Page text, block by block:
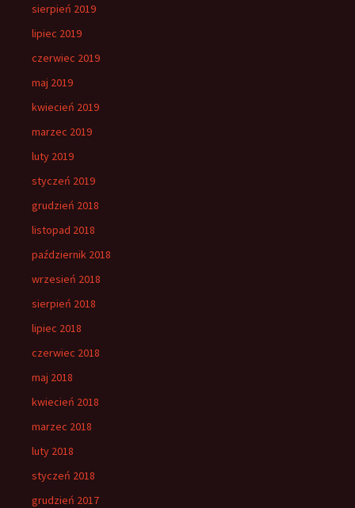
sierpień 2019
lipiec 2019
czerwiec 2019
maj 2019
kwiecień 2019
marzec 2019
luty 2019
styczeń 2019
grudzień 2018
listopad 2018
październik 2018
wrzesień 2018
sierpień 2018
lipiec 2018
czerwiec 2018
maj 2018
kwiecień 2018
marzec 2018
luty 2018
styczeń 2018
grudzień 2017